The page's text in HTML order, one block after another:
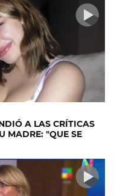
A LAS CRÍTICAS
MADRE: "QUE SE